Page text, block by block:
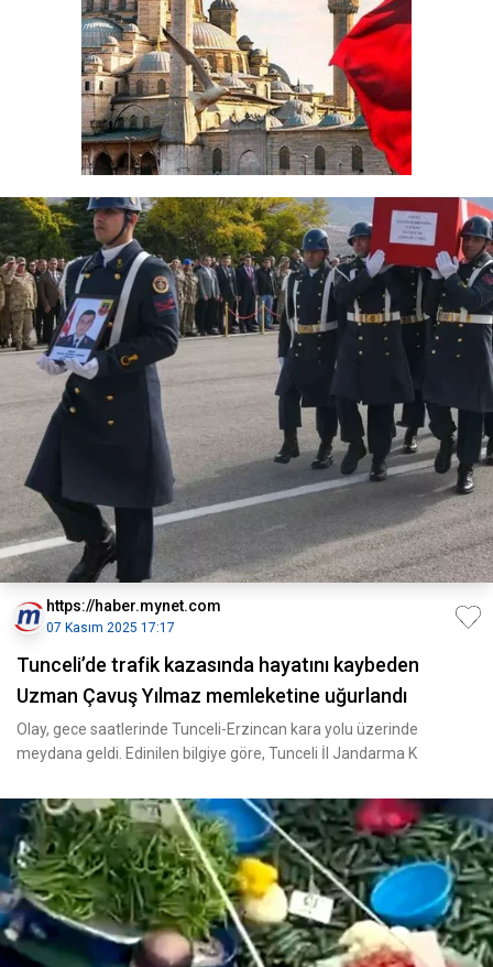
https://haber.mynet.com
07 Kasım 2025 17:17
Tunceli’de trafik kazasında hayatını kaybeden
Uzman Çavuş Yılmaz memleketine uğurlandı
Olay, gece saatlerinde Tunceli-Erzincan kara yolu üzerinde
meydana geldi. Edinilen bilgiye göre, Tunceli İl Jandarma K